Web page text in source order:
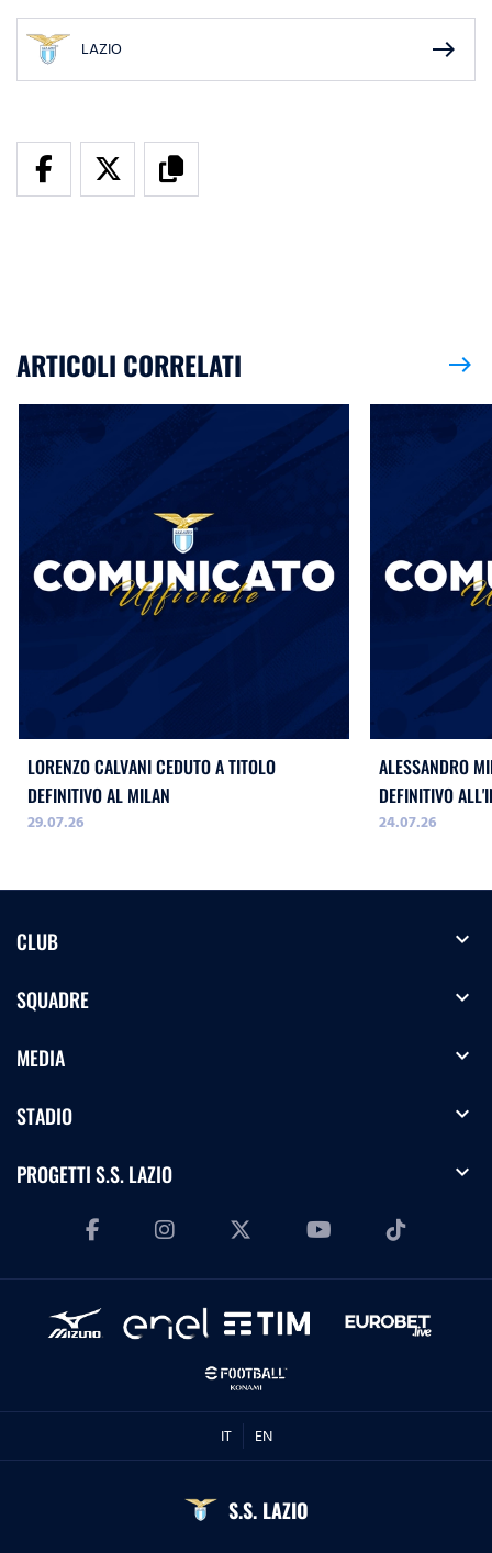
LAZIO east
ARTICOLI CORRELATI east
LORENZO CALVANI CEDUTO A TITOLO
DEFINITIVO AL MILAN
29.07.26
ALESSANDRO
DEFINITIVO
24.07.26
CLUB expand_more
SQUADRE expand_more
MEDIA expand_more
STADIO expand_more
PROGETTI S.S. LAZIO expand_more
IT EN
S.S. LAZIO